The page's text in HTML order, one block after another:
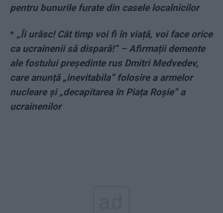
pentru bunurile furate din casele localnicilor
* „Îi urăsc! Cât timp voi fi în viață, voi face orice
ca ucrainenii să dispară!” – Afirmații demente
ale fostului președinte rus Dmitri Medvedev,
care anunță „inevitabila” folosire a armelor
nucleare și „decapitarea în Piața Roșie” a
ucrainenilor